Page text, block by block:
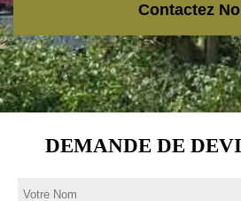
Contactez
DEMANDE DE